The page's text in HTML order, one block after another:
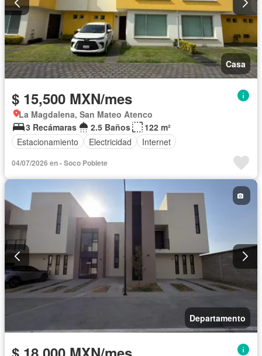
Casa
$ 15,500 MXN/mes
La Magdalena, San Mateo Atenco
3 Recámaras
2.5 Baños
122 m²
Estacionamiento
Electricidad Internet
04/07/2026 en - Soco Poblete
Departamento